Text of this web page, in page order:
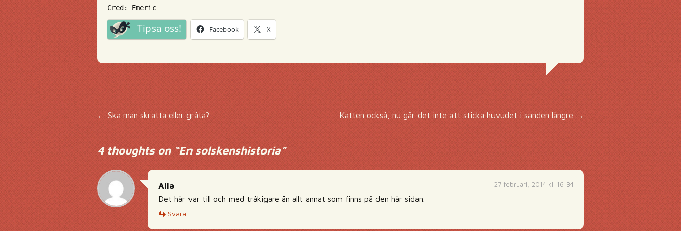
Cred: Emeric
Tipsa oss! Facebook X
Inläggsnavigering
←Ska man skratta eller gråta? Katten också, nu går det inte att sticka huvudet i sanden längre →
4 thoughts on “En solskenshistoria”
27 februari, 2014 kl. 16:34
Alla
Det här var till och med tråkigare än allt annat som finns på den här sidan.
Svara